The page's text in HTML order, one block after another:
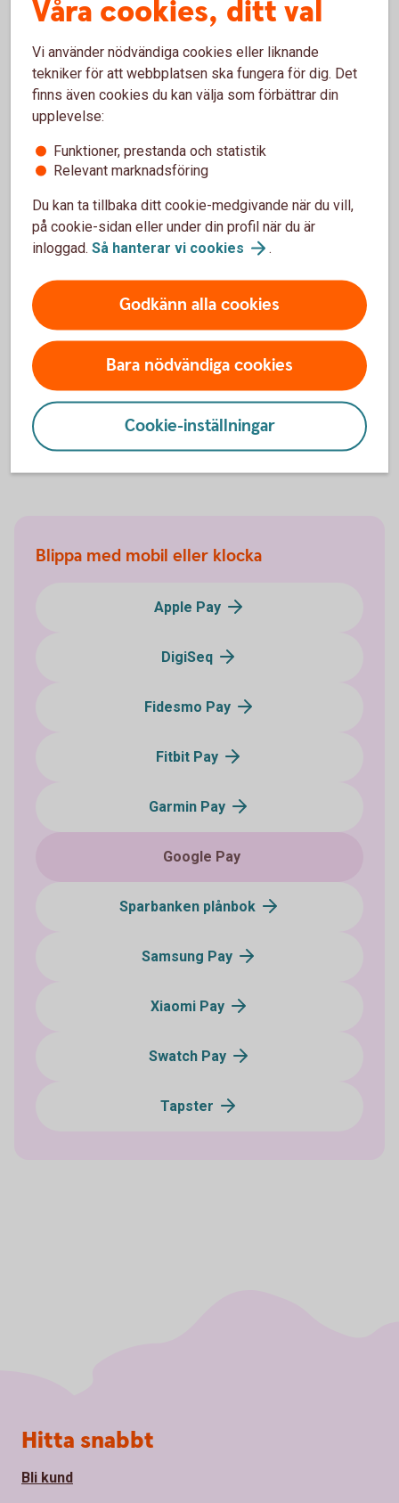
Vart vänder jag mig vid problem?
Kontakta
Google
Vill du veta mer om Google
Pay?
Om du har fler frågor eller funderingar om Google
Pay kan du vända dig till Google för mer information.
Google Pay (pay.google.com)
Blippa med mobil eller klocka
Apple Pay
DigiSeq
Fidesmo Pay
Fitbit Pay
Garmin Pay
Google Pay
Sparbanken plånbok
Samsung Pay
Xiaomi Pay
Swatch Pay
Tapster
Våra cookies, ditt val
Vi använder nödvändiga cookies eller liknande
tekniker för att webbplatsen ska fungera för dig. Det
finns även cookies du kan välja som förbättrar din
upplevelse:
Funktioner, prestanda och statistik
Relevant marknadsföring
Du kan ta tillbaka ditt cookie-medgivande när du vill,
på cookie-sidan eller under din profil när du är
inloggad. Så hanterar vi cookies .
Godkänn alla cookies
Bara nödvändiga cookies
Cookie-inställningar
Sidfot
Hitta snabbt
Bli kund